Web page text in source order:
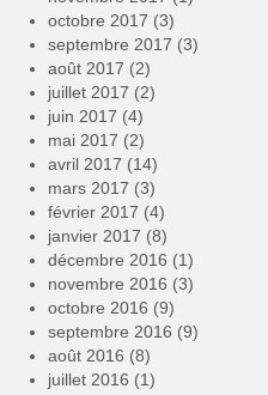
octobre 2017 (3)
septembre 2017 (3)
août 2017 (2)
juillet 2017 (2)
juin 2017 (4)
mai 2017 (2)
avril 2017 (14)
mars 2017 (3)
février 2017 (4)
janvier 2017 (8)
décembre 2016 (1)
novembre 2016 (3)
octobre 2016 (9)
septembre 2016 (9)
août 2016 (8)
juillet 2016 (1)